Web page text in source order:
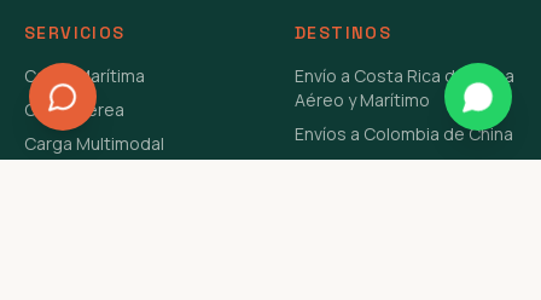
SERVICIOS
Carga Marítima
Carga Aérea
Carga Multimodal
DESTINOS
Envío a Costa Rica de China
Aéreo y Marítimo
Envíos a Colombia de China